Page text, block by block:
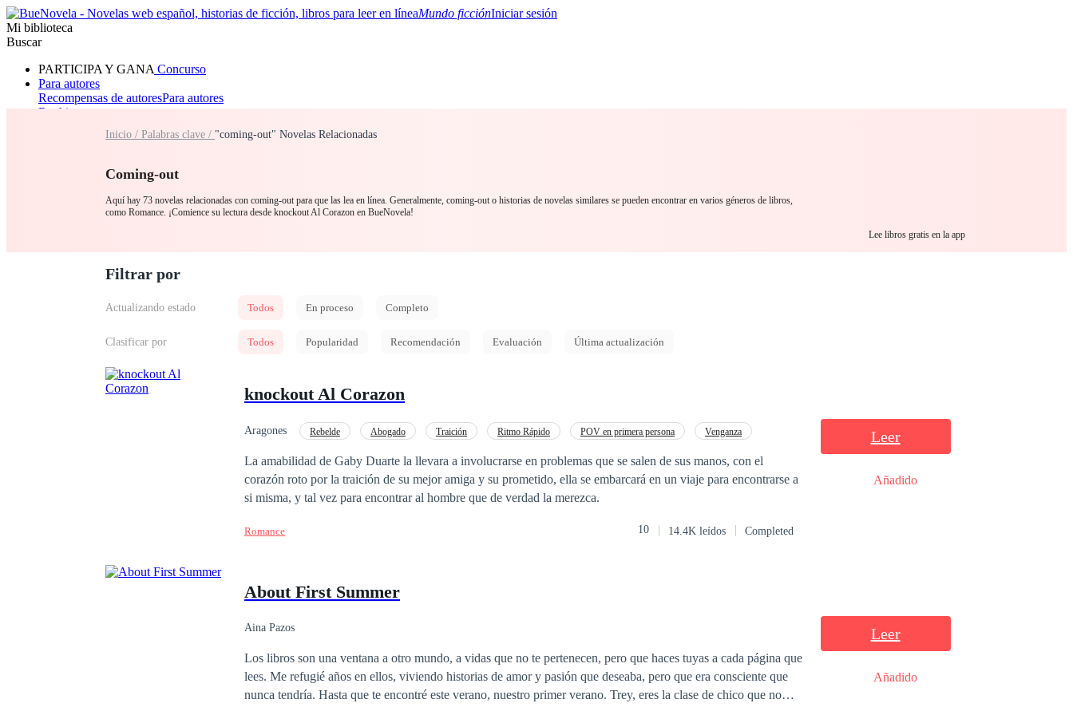
Mundo ficciónIniciar sesión
Mi biblioteca
Buscar
PARTICIPA Y GANA Concurso
Para autores
Recompensas de autoresPara autores
Ranking
RomanceHombre lobo
Inicio / Palabras clave / "coming-out" Novelas Relacionadas
Coming-out
Aquí hay 73 novelas relacionadas con coming-out para que las lea en línea. Generalmente, coming-out o historias de novelas similares se pueden encontrar en varios géneros de libros,
como Romance. ¡Comience su lectura desde knockout Al Corazon en BueNovela!
Lee libros gratis en la app
Filtrar por
Actualizando estado Todos En proceso Completo
Clasificar por Todos Popularidad Recomendación Evaluación Última actualización
knockout Al Corazon
Aragones Rebelde Abogado Traición Ritmo Rápido POV en primera persona
Venganza
La amabilidad de Gaby Duarte la llevara a involucrarse en problemas que se salen de sus manos, con el
corazón roto por la traición de su mejor amiga y su prometido, ella se embarcará en un viaje para encontrarse a
si misma, y tal vez para encontrar al hombre que de verdad la merezca.
Romance 10 14.4K leídos Completed
Leer
Añadido
About First Summer
Aina Pazos
Los libros son una ventana a otro mundo, a vidas que no te pertenecen, pero que haces tuyas a cada página que
lees. Me refugié años en ellos, viviendo historias de amor y pasión que deseaba, pero que era consciente que
nunca tendría. Hasta que te encontré este verano, nuestro primer verano. Trey, eres la clase de chico que no
Leer
Añadido